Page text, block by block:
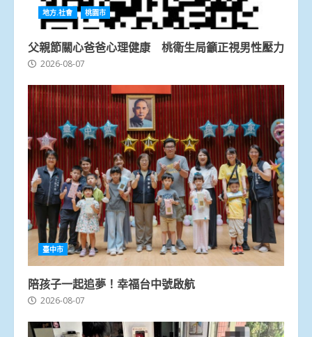
地方.社會 桃園市
父親節關心爸爸心理健康 桃衛生局籲正視男性壓力
2026-08-07
臺中市
陪孩子一起追夢！幸福台中號啟航
2026-08-07